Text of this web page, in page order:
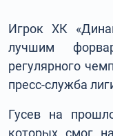
Игрок ХК
лучшим
регулярного
пресс-служба
Гусев на